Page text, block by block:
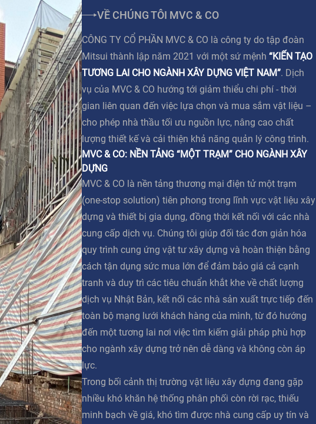
VỀ CHÚNG TÔI MVC & CO
CÔNG TY CỔ PHẦN MVC & CO là công ty do tập đoàn
Mitsui thành lập năm 2021 với một sứ mệnh “KIẾN TẠO
TƯƠNG LAI CHO NGÀNH XÂY DỰNG VIỆT NAM”. Dịch
vụ của MVC & CO hướng tới giảm thiểu chi phí - thời
gian liên quan đến việc lựa chọn và mua sắm vật liệu –
cho phép nhà thầu tối ưu nguồn lực, nâng cao chất
lượng thiết kế và cải thiện khả năng quản lý công trình.
MVC & CO: NỀN TẢNG “MỘT TRẠM” CHO NGÀNH XÂY
DỰNG
MVC & CO là nền tảng thương mại điện tử một trạm
(one-stop solution) tiên phong trong lĩnh vực vật liệu xây
dựng và thiết bị gia dụng, đồng thời kết nối với các nhà
cung cấp dịch vụ. Chúng tôi giúp đối tác đơn giản hóa
quy trình cung ứng vật tư xây dựng và hoàn thiện bằng
cách tận dụng sức mua lớn để đảm bảo giá cả cạnh
tranh và duy trì các tiêu chuẩn khắt khe về chất lượng
dịch vụ Nhật Bản, kết nối các nhà sản xuất trực tiếp đến
toàn bộ mạng lưới khách hàng của mình, từ đó hướng
đến một tương lai nơi việc tìm kiếm giải pháp phù hợp
cho ngành xây dựng trở nên dễ dàng và không còn áp
lực.
Trong bối cảnh thị trường vật liệu xây dựng đang gặp
nhiều khó khăn hệ thống phân phối còn rời rạc, thiếu
minh bạch về giá, khó tìm được nhà cung cấp uy tín và